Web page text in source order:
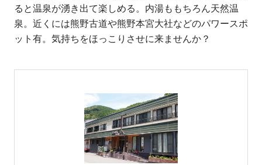
ると温泉が湧き出て楽しめる。内湯ももちろん天然温
泉。近くには熊野古道や熊野本宮大社などのパワースポ
ット有。気持ちをほっこりさせに来ませんか？